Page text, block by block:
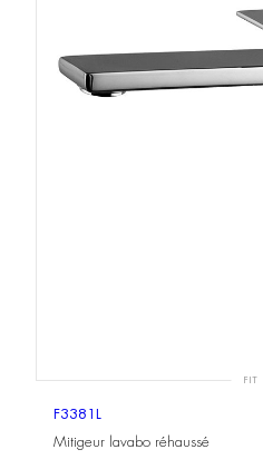
FIT
F3381L
Mitigeur lavabo réhaussé